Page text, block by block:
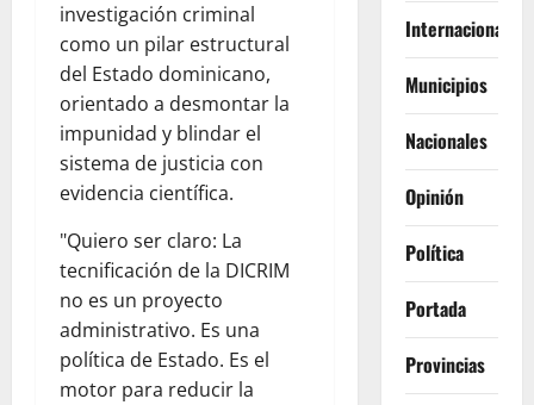
investigación criminal
como un pilar estructural
del Estado dominicano,
orientado a desmontar la
impunidad y blindar el
sistema de justicia con
evidencia científica.
"Quiero ser claro: La
tecnificación de la DICRIM
no es un proyecto
administrativo. Es una
política de Estado. Es el
motor para reducir la
Internacionales
Municipios
Nacionales
Opinión
Política
Portada
Provincias